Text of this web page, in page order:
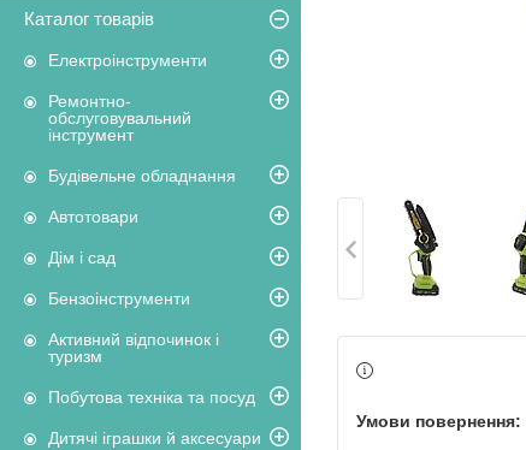
Каталог товарів
Електроінструменти
Ремонтно-
обслуговувальний
інструмент
Будівельне обладнання
Автотовари
Дім і сад
Бензоінструменти
Активний відпочинок і
туризм
Побутова техніка та посуд
Дитячі іграшки й аксесуари